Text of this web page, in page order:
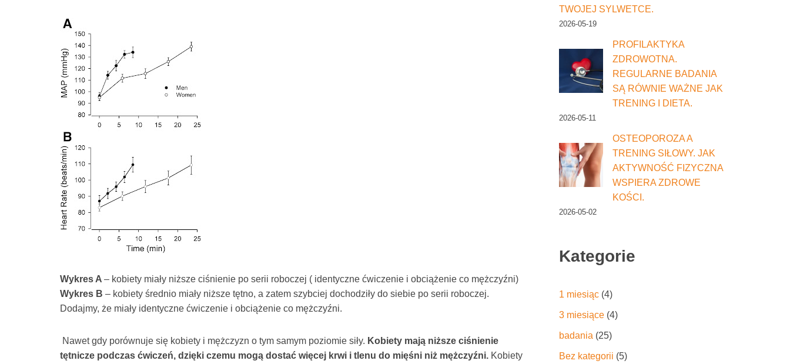
Wykres A – kobiety miały niższe ciśnienie po serii roboczej ( identyczne ćwiczenie i obciążenie co mężczyźni)
Wykres B – kobiety średnio miały niższe tętno, a zatem szybciej dochodziły do siebie po serii roboczej.
Dodajmy, że miały identyczne ćwiczenie i obciążenie co mężczyźni.
Nawet gdy porównuje się kobiety i mężczyzn o tym samym poziomie siły. Kobiety mają niższe ciśnienie
tętnicze podczas ćwiczeń, dzięki czemu mogą dostać więcej krwi i tlenu do mięśni niż mężczyźni. Kobiety
TWOJEJ SYLWETCE.
2026-05-19
PROFILAKTYKA
ZDROWOTNA.
REGULARNE BADANIA
SĄ RÓWNIE WAŻNE JAK
TRENING I DIETA.
2026-05-11
OSTEOPOROZA A
TRENING SIŁOWY. JAK
AKTYWNOŚĆ FIZYCZNA
WSPIERA ZDROWE
KOŚCI.
2026-05-02
Kategorie
1 miesiąc (4)
3 miesiące (4)
badania (25)
Bez kategorii (5)